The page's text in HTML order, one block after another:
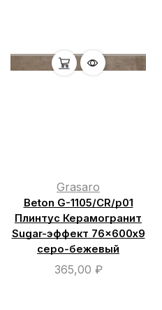
Grasaro
Beton G-1105/СR/р01
Плинтус Керамогранит
Sugar-эффект 76×600х9
серо-бежевый
365,00 ₽